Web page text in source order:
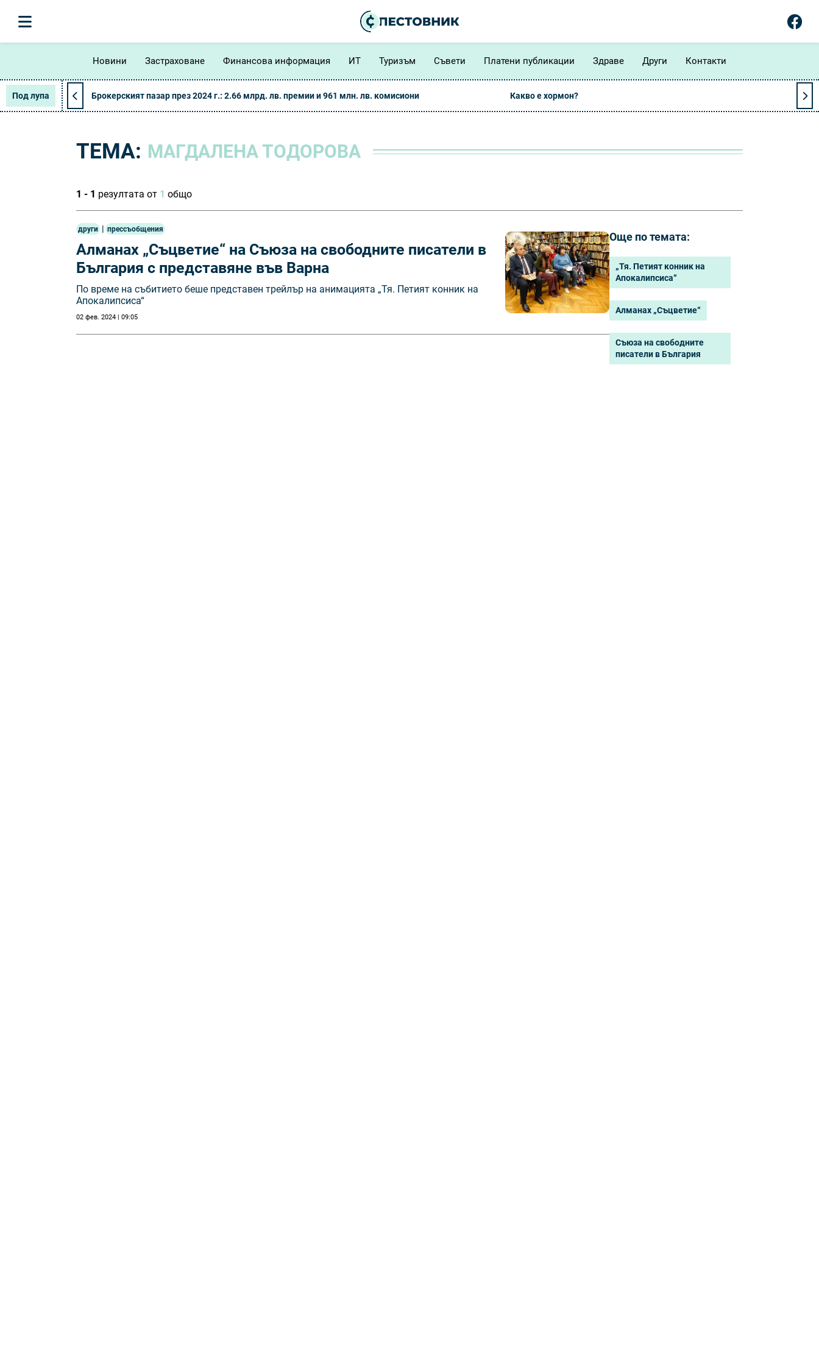
Новини Застраховане Финансова информация ИТ Туризъм Съвети Платени публикации Здраве Други Контакти
Под лупа Брокерският пазар през 2024 г.: 2.66 млрд. лв. премии и 961 млн. лв. комисиони Какво е хормон?
ТЕМА: МАГДАЛЕНА ТОДОРОВА
1 - 1 резултата от 1 общо
други | прессъобщения
Алманах „Съцветие“ на Съюза на свободните писатели в
България с представяне във Варна
По време на събитието беше представен трейлър на анимацията „Тя. Петият конник на
Апокалипсиса“
02 фев. 2024 | 09:05
Още по темата:
„Тя. Петият конник на
Апокалипсиса“
Алманах „Съцветие“
Съюза на свободните
писатели в България